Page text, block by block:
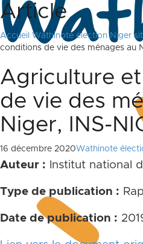
Article
Accueil Wathinote élection Niger
conditions de vie des ménages au
Agriculture
de vie des
Niger, INS-
16 décembre 2020Wathinote
Auteur : Institut national
Type de publication :
Date de publication :